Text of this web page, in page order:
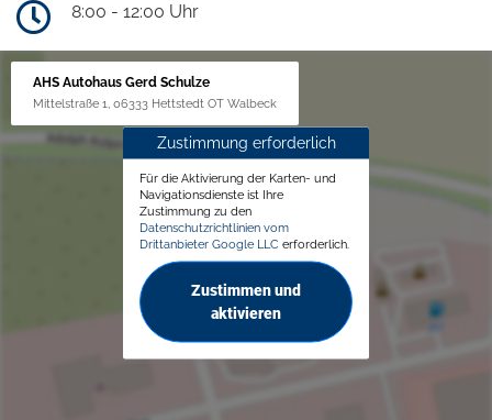
8:00 - 12:00 Uhr
AHS Autohaus Gerd Schulze
Mittelstraße 1, 06333 Hettstedt OT Walbeck
Zustimmung erforderlich
Für die Aktivierung der Karten- und
Navigationsdienste ist Ihre
Zustimmung zu den
Datenschutzrichtlinien vom
Drittanbieter Google LLC erforderlich.
Zustimmen und
aktivieren